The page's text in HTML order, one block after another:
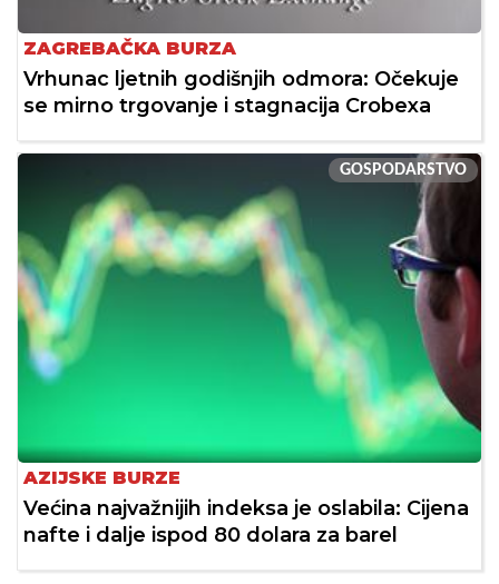
ZAGREBAČKA BURZA
Vrhunac ljetnih godišnjih odmora: Očekuje
se mirno trgovanje i stagnacija Crobexa
GOSPODARSTVO
AZIJSKE BURZE
Većina najvažnijih indeksa je oslabila: Cijena
nafte i dalje ispod 80 dolara za barel